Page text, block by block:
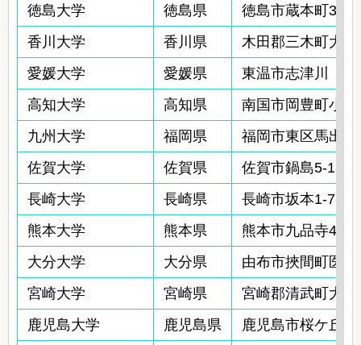
徳島大学
徳島県
徳島市蔵本町3-
香川大学
香川県
木田郡三木町大
愛媛大学
愛媛県
東温市志津川
高知大学
高知県
南国市岡豊町小蓮
九州大学
福岡県
福岡市東区馬出3-
佐賀大学
佐賀県
佐賀市鍋島5-1-1
長崎大学
長崎県
長崎市坂本1-7-1
熊本大学
熊本県
熊本市九品寺4-
大分大学
大分県
由布市挾間町医
宮崎大学
宮崎県
宮崎郡清武町大
鹿児島大学
鹿児島県
鹿児島市桜ケ丘8-